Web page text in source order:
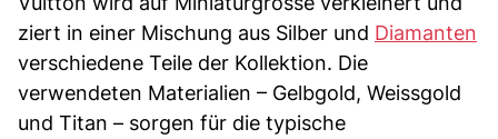
ziert in einer Mischung aus Silber und Diamanten
verschiedene Teile der Kollektion. Die
verwendeten Materialien – Gelbgold, Weissgold
und Titan – sorgen für die typische